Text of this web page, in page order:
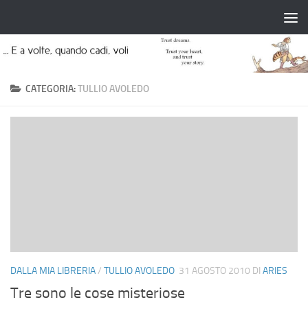
CATEGORIA:TULLIO AVOLEDO
DALLA MIA LIBRERIA/ TULLIO AVOLEDO 31 AGOSTO 2010 DI ARIES
Tre sono le cose misteriose